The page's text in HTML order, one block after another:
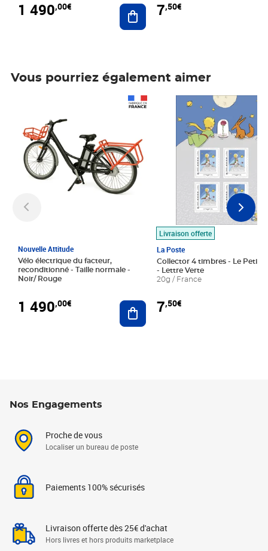
1 490,00€ Ajouter au panier
7,50€
Vous pourriez également aimer
Nouvelle Attitude
Vélo électrique du facteur,
reconditionné - Taille normale -
Noir/ Rouge
1 490,00€ Ajouter au panier
Livraison offerte
La Poste
Collector 4 timbres - Le Petit
- Lettre Verte
20g / France
7,50€
Prix 7,50€
Nos Engagements
Proche de vous
Localiser un bureau de poste
Paiements 100% sécurisés
Livraison offerte dès 25€ d'achat
Hors livres et hors produits marketplace